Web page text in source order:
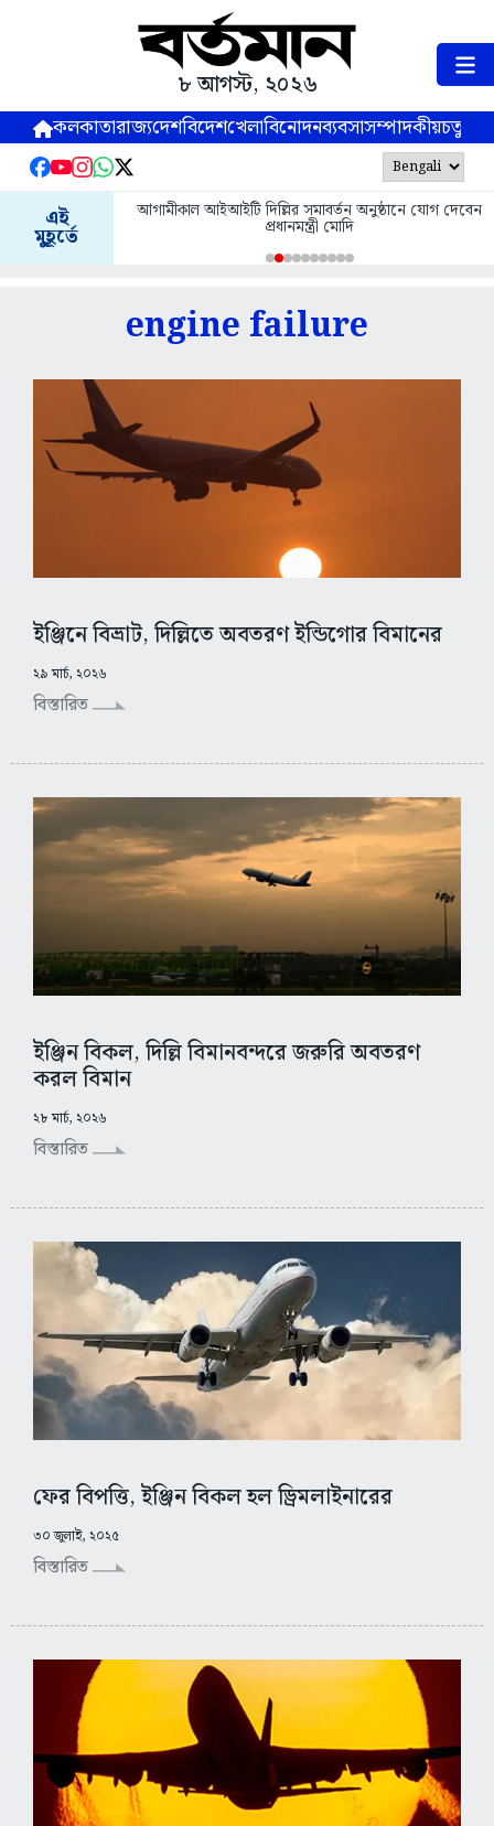
৮ আগস্ট, ২০২৬
কলকাতারাজ্যদেশবিদেশখেলাবিনোদনব্যবসাসম্পাদকীয়
এই
মুহূর্তে
আগামীকাল আইআইটি দিল্লির সমাবর্তন অনুষ্ঠানে যোগ দেবেন
প্রধানমন্ত্রী মোদি
engine failure
ইঞ্জিনে বিভ্রাট, দিল্লিতে অবতরণ ইন্ডিগোর বিমানের
২৯ মার্চ, ২০২৬
বিস্তারিত
ইঞ্জিন বিকল, দিল্লি বিমানবন্দরে জরুরি অবতরণ
করল বিমান
২৮ মার্চ, ২০২৬
বিস্তারিত
ফের বিপত্তি, ইঞ্জিন বিকল হল ড্রিমলাইনারের
৩০ জুলাই, ২০২৫
বিস্তারিত